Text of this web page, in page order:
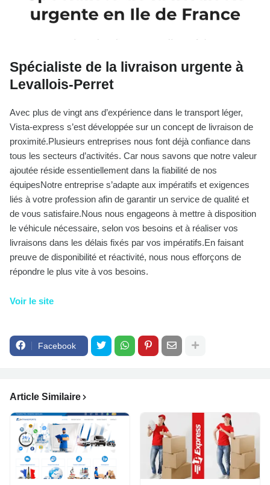
Spécialiste de la livraison urgente à
Levallois-Perret
Avec plus de vingt ans d’expérience dans le transport léger,
Vista-express s’est développée sur un concept de livraison de
proximité.Plusieurs entreprises nous font déjà confiance dans
tous les secteurs d’activités. Car nous savons que notre valeur
ajoutée réside essentiellement dans la fiabilité de nos
équipesNotre entreprise s’adapte aux impératifs et exigences
liés à votre profession afin de garantir un service de qualité et
de vous satisfaire.Nous nous engageons à mettre à disposition
le véhicule nécessaire, selon vos besoins et à réaliser vos
livraisons dans les délais fixés par vos impératifs.En faisant
preuve de disponibilité et réactivité, nous nous efforçons de
répondre le plus vite à vos besoins.
Voir le site
Facebook
Article Similaire